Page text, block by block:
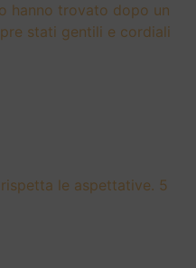
hanno trovato dopo un
stati gentili e cordiali
le aspettative. 5